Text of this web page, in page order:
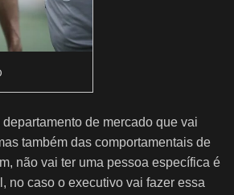
de mercado que vai
também das comportamentais de
não vai ter uma pessoa específica é
no caso o executivo vai fazer essa